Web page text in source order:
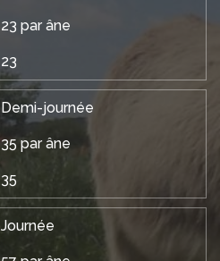
23 par âne
23
Demi-journée
35 par âne
35
Journée